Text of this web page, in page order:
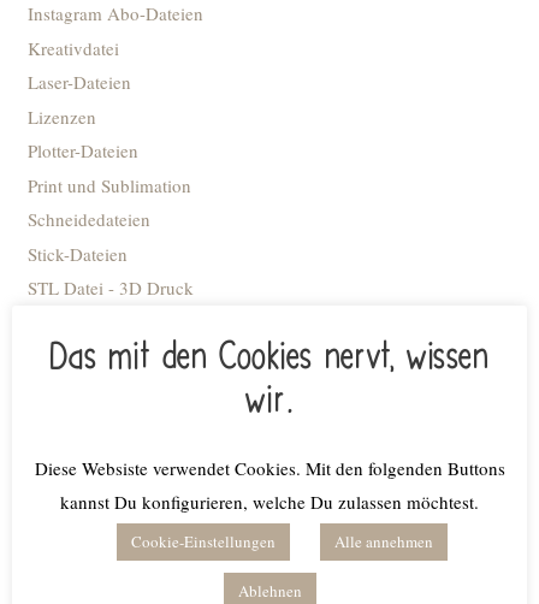
Instagram Abo-Dateien
Kreativdatei
Laser-Dateien
Lizenzen
Plotter-Dateien
Print und Sublimation
Schneidedateien
Stick-Dateien
STL Datei - 3D Druck
Anhänger
Deko Kacheln
Deko-Flaschenöffner
Deko-Ringe
Deko-Tellerchen
Das mit den Cookies nervt, wissen
wir.
Diese Websiste verwendet Cookies. Mit den folgenden Buttons
kannst Du konfigurieren, welche Du zulassen möchtest.
Cookie-Einstellungen Alle annehmen
Ablehnen